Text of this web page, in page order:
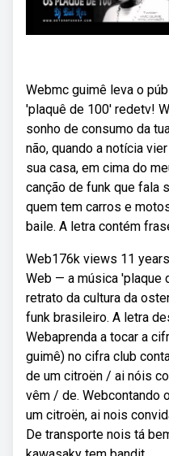
Webmc guimê leva o
'plaquê de 100' redetv!
sonho de consumo da
não, quando a notícia
sua casa, em cima do
canção de funk que fala
quem tem carros e
baile. A letra contém
Web176k views 11
Web — a música 'plaque
retrato da cultura da
funk brasileiro. A letra
Webaprenda a tocar a
guimê) no cifra club
de um citroën / ai nóis
vêm / de. Webcontando
um citroën, ai nois
De transporte nois tá